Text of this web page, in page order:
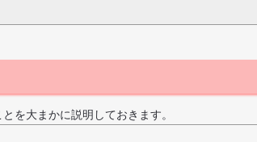
を大まかに説明しておきます。